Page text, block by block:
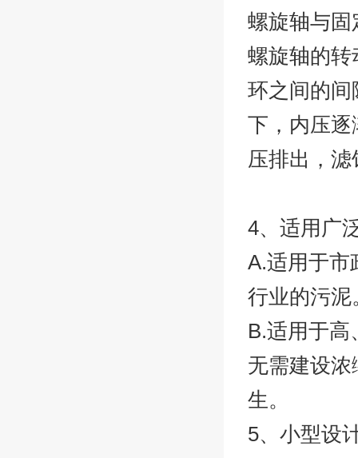
螺旋轴与
螺旋轴的
环之间的
下，内压
压排出，
4、适用广
A.适用于市
行业的污泥
B.适用于高
无需建设
生。
5、小型设